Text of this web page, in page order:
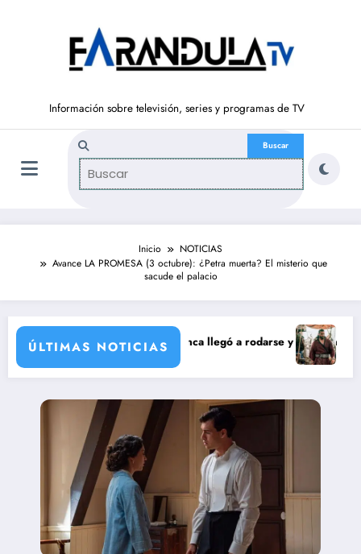
Información sobre televisión, series y programas de TV
Inicio
NOTICIAS
Avance LA PROMESA (3 octubre): ¿Petra muerta? El misterio que
sacude el palacio
ÚLTIMAS NOTICIAS
de María Castro
Ordóñez que nunca llegó a rodarse y que convertía a Isabel
‘Sandokán’